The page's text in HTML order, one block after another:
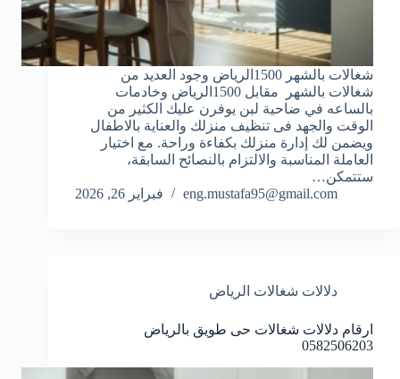
شغالات بالشهر 1500الرياض وجود العديد من
شغالات بالشهر مقابل 1500الرياض وخادمات
بالساعه في ضاحية لبن يوفرن عليك الكثير من
الوقت والجهد فى تنظيف منزلك والعناية بالاطفال
ويضمن لك إدارة منزلك بكفاءة وراحة. مع اختيار
العاملة المناسبة والالتزام بالنصائح السابقة،
ستتمكن…
eng.mustafa95@gmail.com
فبراير 26, 2026
دلالات شغالات الرياض
ارقام دلالات شغالات حى طويق بالرياض
0582506203